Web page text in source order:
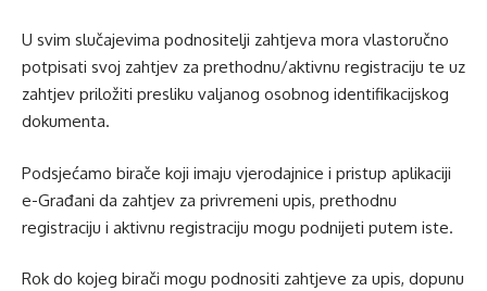
U svim slučajevima podnositelji zahtjeva mora vlastoručno
potpisati svoj zahtjev za prethodnu/aktivnu registraciju te uz
zahtjev priložiti presliku valjanog osobnog identifikacijskog
dokumenta.
Podsjećamo birače koji imaju vjerodajnice i pristup aplikaciji
e-Građani da zahtjev za privremeni upis, prethodnu
registraciju i aktivnu registraciju mogu podnijeti putem iste.
Rok do kojeg birači mogu podnositi zahtjeve za upis, dopunu